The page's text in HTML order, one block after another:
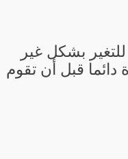
بشكل غير
دائما قبل أن تقوم